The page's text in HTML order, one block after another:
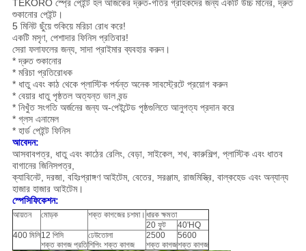
TEKORO স্প্রে পেইন্ট হল আজকের দ্রুত-গতির গ্রাহকদের জন্য একটি উচ্চ মানের, দ্রুত
শুকানোর পেইন্ট।
5 মিনিট ছুঁয়ে শুকিয়ে মরিচা রোধ করে!
একটি মসৃণ, পেশাদার ফিনিস প্রতিবার!
সেরা ফলাফলের জন্য, সাদা প্রাইমার ব্যবহার করুন।
* দ্রুত শুকানোর
* মরিচা প্রতিরোধক
* ধাতু এবং কাঠ থেকে প্লাস্টিক পর্যন্ত অনেক সাবস্ট্রেটে প্রয়োগ করুন
* বেয়ার ধাতু পৃষ্ঠতল অত্যন্ত ভাল বন্ড
* নিখুঁত সংগতি অর্জনের জন্য অ-পেইন্টেড পৃষ্ঠগুলিতে আনুগত্য প্রদান করে
* গ্লস এনামেল
* হার্ড পেইন্ট ফিনিস
আবেদন:
আসবাবপত্র, ধাতু এবং কাঠের রেলিং, বেড়া, সাইকেল, শখ, কারুশিল্প, প্লাস্টিক এবং ধাতব
বাগানের জিনিসপত্র,
ক্যাবিনেট, দরজা, বহিঃপ্রাঙ্গণ আইটেম, বেতের, সরঞ্জাম, রাজমিস্ত্রি, বাল্কহেড এবং অন্যান্য
হাজার হাজার আইটেম।
স্পেসিফিকেশন:
আয়তন মোড়ক শক্ত কাগজের চশমা। ধারক ক্ষমতা
20 ফুট
40'HQ
400 মিলি12 পিসি
শক্ত কাগজ প্রতি
ঢেউতোলা
শিপিং শক্ত কাগজ
2500
শক্ত কাগজ
5600
শক্ত কাগজ